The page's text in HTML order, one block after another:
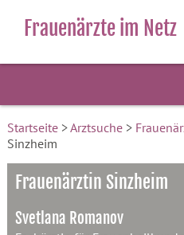
Frauenärzte im Netz
Startseite>Arztsuche>
Sinzheim
Frauenärztin Sinzheim
Svetlana Romanov